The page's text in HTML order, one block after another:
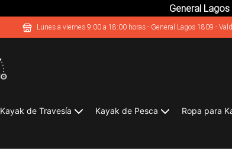
General
Lunes a viernes 9:00 a 18:00 horas - General Lagos 1809 -
Kayak de Travesía Kayak de Pesca Ropa para